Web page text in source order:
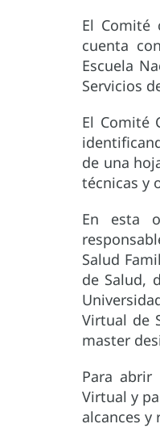
El Comité
cuenta
Escuela
Servicios
El Comité
de una
técnicas y
En esta
Salud
de Salud,
Virtual de
master
Para abrir
Virtual y
alcances y